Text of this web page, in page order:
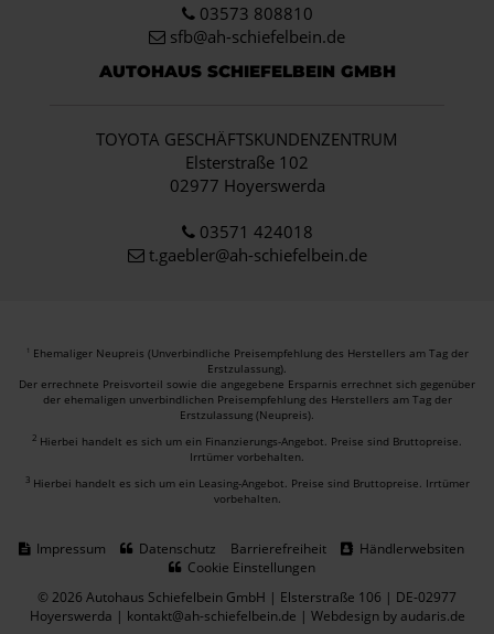
03573 808810
sfb@ah-schiefelbein.de
AUTOHAUS SCHIEFELBEIN GMBH
TOYOTA GESCHÄFTSKUNDENZENTRUM
Elsterstraße 102
02977 Hoyerswerda
03571 424018
t.gaebler@ah-schiefelbein.de
1 Ehemaliger Neupreis (Unverbindliche Preisempfehlung des Herstellers am Tag der
Erstzulassung).
Der errechnete Preisvorteil sowie die angegebene Ersparnis errechnet sich gegenüber
der ehemaligen unverbindlichen Preisempfehlung des Herstellers am Tag der
Erstzulassung (Neupreis).
2 Hierbei handelt es sich um ein Finanzierungs-Angebot. Preise sind Bruttopreise.
Irrtümer vorbehalten.
3 Hierbei handelt es sich um ein Leasing-Angebot. Preise sind Bruttopreise. Irrtümer
vorbehalten.
Impressum Datenschutz Barrierefreiheit
Händlerwebsiten
Cookie Einstellungen
© 2026 Autohaus Schiefelbein GmbH | Elsterstraße 106 | DE-02977
Hoyerswerda | kontakt@ah-schiefelbein.de | Webdesign by audaris.de